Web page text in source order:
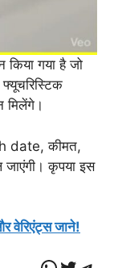
गया है जो
मिलेंगे।
date, कीमत,
कृपया इस
जाने!